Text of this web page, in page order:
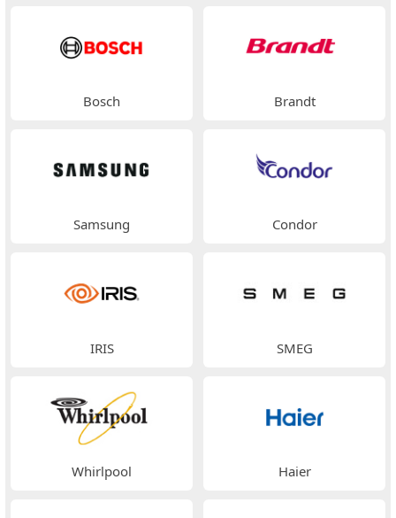
Bosch Brandt
Samsung Condor
IRIS SMEG
Whirlpool Haier